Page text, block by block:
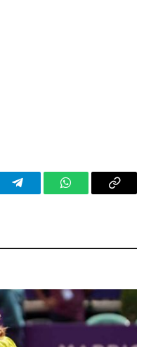
TelegramWhatsAppCopy